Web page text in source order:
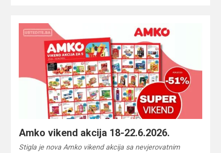
Amko vikend akcija 18-22.6.2026.
Stigla je nova Amko vikend akcija sa nevjerovatnim